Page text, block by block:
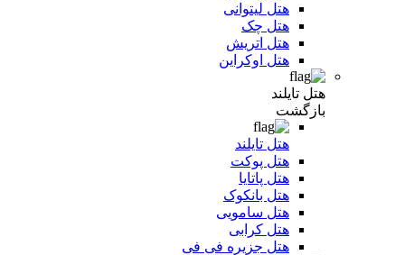
هتل لیتوانی
هتل چک
هتل اتریش
هتل اوکراین
هتل تایلند
بازگشت
هتل تایلند
هتل پوکت
هتل پاتایا
هتل بانکوک
هتل سامویی
هتل کرابی
هتل جزیره فی فی